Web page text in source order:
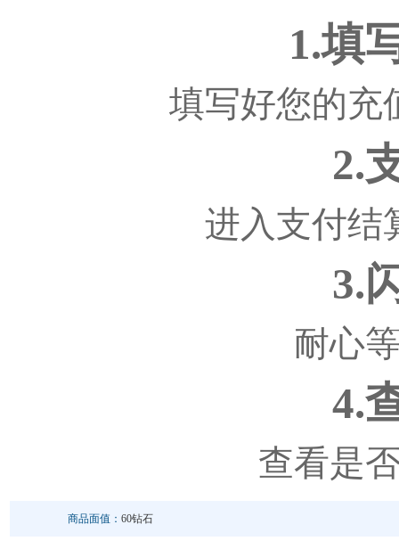
1.填
填写好您的充
2.
进入支付结
3.
耐心
4.
查看是
商品面值： 60钻石